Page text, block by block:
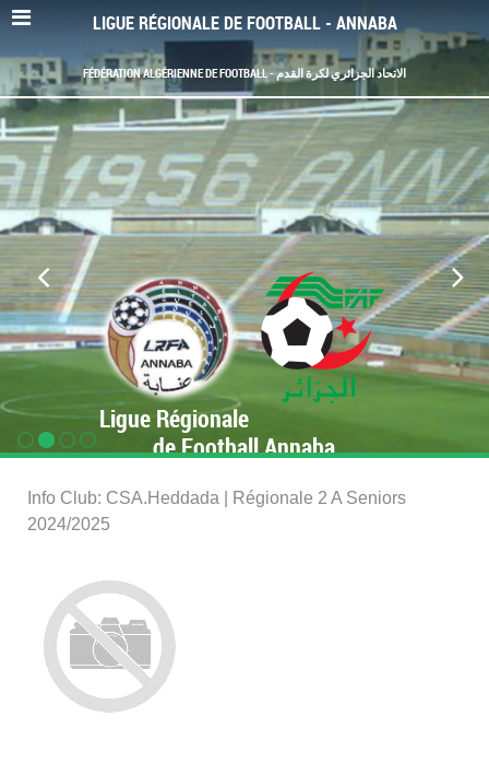
LIGUE RÉGIONALE DE FOOTBALL - ANNABA
FÉDÉRATION ALGÉRIENNE DE FOOTBALL - الاتحاد الجزائري لكرة القدم
Ligue Régionale
de Football Annaba
Info Club: CSA.Heddada | Régionale 2 A Seniors
2024/2025